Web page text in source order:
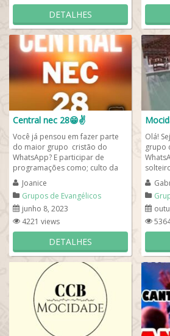
DETALHES
Central nec 28😁✌️
Você já pensou em fazer parte
do maior grupo cristão do
WhatsApp? E participar de
programações como; culto da
família, culto de jovens, culto
de...
Joanice
Grupos de Evangélicos
junho 8, 2023
4221 views
DETALHES
Olá!
grupo